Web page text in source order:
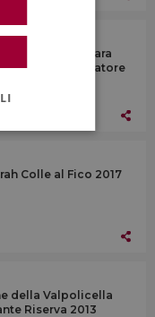
di Sorbara
del Fondatore
Colle al Fico 2017
della Valpolicella
Riserva 2013